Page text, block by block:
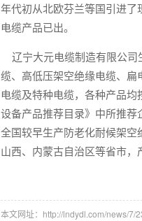
年代初从北欧芬兰等国引进
电缆产品已出。
辽宁大元电缆制造有限公司
缆、高低压架空绝缘电缆、
电缆及特种电缆，各种产品
设备产品推荐目录》中所推
全国较早生产防老化耐候架空
山西、内蒙古自治区等省市，
本文网址：http://lndydl.com/news/7/